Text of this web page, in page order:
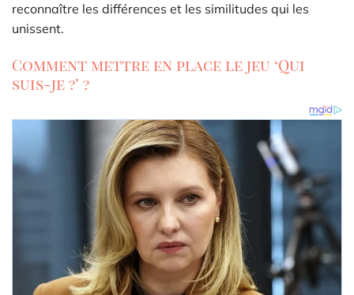
reconnaître les différences et les similitudes qui les
unissent.
Comment mettre en place le jeu ‘Qui
suis-je ?’ ?